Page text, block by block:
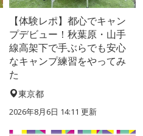
【体験レポ】都心でキャン
プデビュー！秋葉原・山手
線高架下で手ぶらでも安心
なキャンプ練習をやってみ
た
東京都
2026年8月6日 14:11 更新